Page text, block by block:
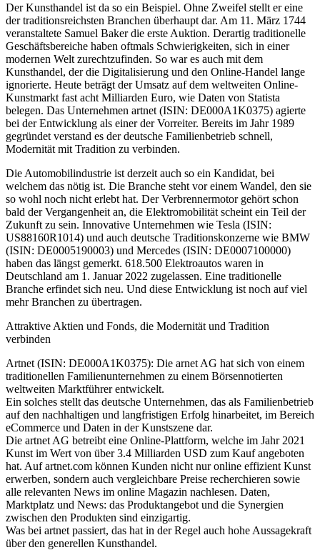
Der Kunsthandel ist da so ein Beispiel. Ohne Zweifel stellt er eine
der traditionsreichsten Branchen überhaupt dar. Am 11. März 1744
veranstaltete Samuel Baker die erste Auktion. Derartig traditionelle
Geschäftsbereiche haben oftmals Schwierigkeiten, sich in einer
modernen Welt zurechtzufinden. So war es auch mit dem
Kunsthandel, der die Digitalisierung und den Online-Handel lange
ignorierte. Heute beträgt der Umsatz auf dem weltweiten Online-
Kunstmarkt fast acht Milliarden Euro, wie Daten von Statista
belegen. Das Unternehmen artnet (ISIN: DE000A1K0375) agierte
bei der Entwicklung als einer der Vorreiter. Bereits im Jahr 1989
gegründet verstand es der deutsche Familienbetrieb schnell,
Modernität mit Tradition zu verbinden.
Die Automobilindustrie ist derzeit auch so ein Kandidat, bei
welchem das nötig ist. Die Branche steht vor einem Wandel, den sie
so wohl noch nicht erlebt hat. Der Verbrennermotor gehört schon
bald der Vergangenheit an, die Elektromobilität scheint ein Teil der
Zukunft zu sein. Innovative Unternehmen wie Tesla (ISIN:
US88160R1014) und auch deutsche Traditionskonzerne wie BMW
(ISIN: DE0005190003) und Mercedes (ISIN: DE0007100000)
haben das längst gemerkt. 618.500 Elektroautos waren in
Deutschland am 1. Januar 2022 zugelassen. Eine traditionelle
Branche erfindet sich neu. Und diese Entwicklung ist noch auf viel
mehr Branchen zu übertragen.
Attraktive Aktien und Fonds, die Modernität und Tradition
verbinden
Artnet (ISIN: DE000A1K0375): Die arnet AG hat sich von einem
traditionellen Familienunternehmen zu einem Börsennotierten
weltweiten Marktführer entwickelt.
Ein solches stellt das deutsche Unternehmen, das als Familienbetrieb
auf den nachhaltigen und langfristigen Erfolg hinarbeitet, im Bereich
eCommerce und Daten in der Kunstszene dar.
Die artnet AG betreibt eine Online-Plattform, welche im Jahr 2021
Kunst im Wert von über 3.4 Milliarden USD zum Kauf angeboten
hat. Auf artnet.com können Kunden nicht nur online effizient Kunst
erwerben, sondern auch vergleichbare Preise recherchieren sowie
alle relevanten News im online Magazin nachlesen. Daten,
Marktplatz und News: das Produktangebot und die Synergien
zwischen den Produkten sind einzigartig.
Was bei artnet passiert, das hat in der Regel auch hohe Aussagekraft
über den generellen Kunsthandel.